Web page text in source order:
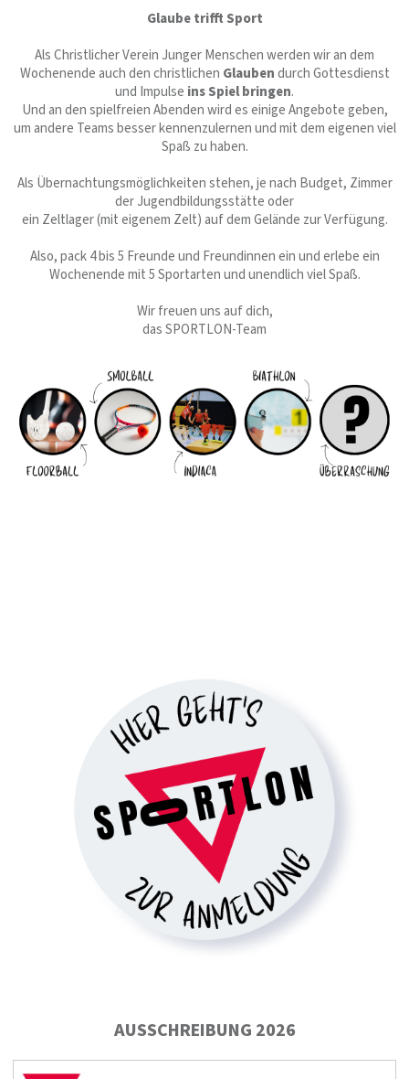
Glaube trifft Sport
Als Christlicher Verein Junger Menschen werden wir an dem
Wochenende auch den christlichen Glaubendurch Gottesdienst
und Impulse ins Spiel bringen.
Und an den spielfreien Abenden wird es einige Angebote geben,
um andere Teams besser kennenzulernen und mit dem eigenen viel
Spaß zu haben.
Als Übernachtungsmöglichkeiten stehen, je nach Budget, Zimmer
der Jugendbildungsstätte oder
ein Zeltlager (mit eigenem Zelt) auf dem Gelände zur Verfügung.
Also, pack 4 bis 5 Freunde und Freundinnen ein und erlebe ein
Wochenende mit 5 Sportarten und unendlich viel Spaß.
Wir freuen uns auf dich,
das SPORTLON-Team
AUSSCHREIBUNG 2026